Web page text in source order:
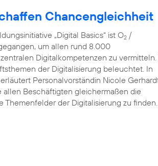
Chancengleichheit
„Digital Basics“ ist O2 /
um allen rund 8.000
Digitalkompetenzen zu vermitteln.
der Digitalisierung beleuchtet. In
Personalvorständin Nicole
allen Beschäftigten gleichermaßen die
der Digitalisierung zu finden.